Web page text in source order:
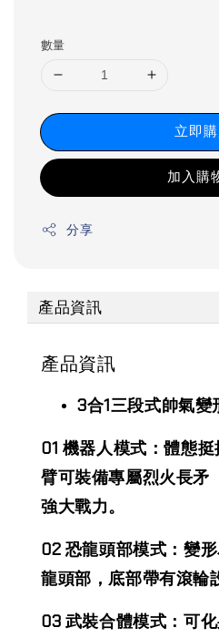
數量
立即
加入購
分享
產品資訊
產品資訊
3合1三段式帥氣變
01 機器人模式：體態
臂可裝備專屬烈火長矛
強大戰力。
02 恐龍頭部模式：變
龍頭部，底部帶有滾輪
03 武裝合體模式：可